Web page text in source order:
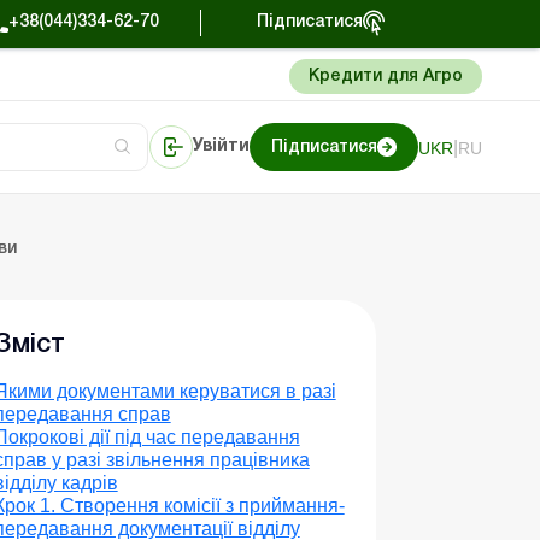
+38(044)334-62-70 Підписатися
Кредити для Агро
Увійти Підписатися UKR RU
документами керуватися в разі
справ
дії під час передавання
у разі звільнення працівника
кадрів
1. Створення комісії з приймання-
документації відділу